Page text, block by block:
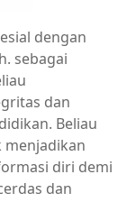
dengan
sebagai
dan
Beliau
diri demi
dan